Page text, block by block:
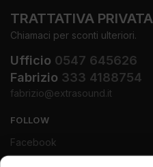
TRATTATIVA PRIVATA
Chiamaci per sconti ulteriori.
Ufficio 0547 645626
Fabrizio 333 4188754
fabrizio@extrasound.it
FOLLOW
Facebook
Instagram